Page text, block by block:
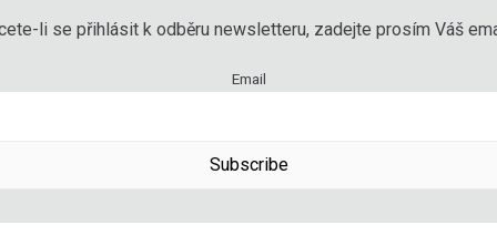
li se přihlásit k odběru newsletteru, zadejte prosím Váš
Email
Subscribe